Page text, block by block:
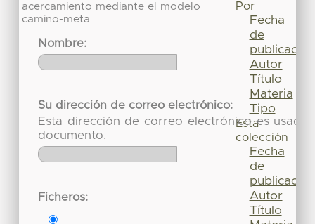
acercamiento mediante el modelo
camino-meta
Nombre:
Su dirección de correo electrónico:
Esta dirección de correo electrónico es usada
documento.
Ficheros:
Por
Fecha
de
publicación
Autor
Título
Materia
Tipo
Esta
colección
Fecha
de
publicación
Autor
Título